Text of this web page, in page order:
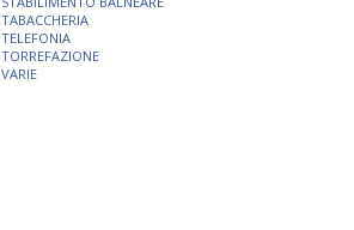
TABACCHERIA
TELEFONIA
TORREFAZIONE
VARIE